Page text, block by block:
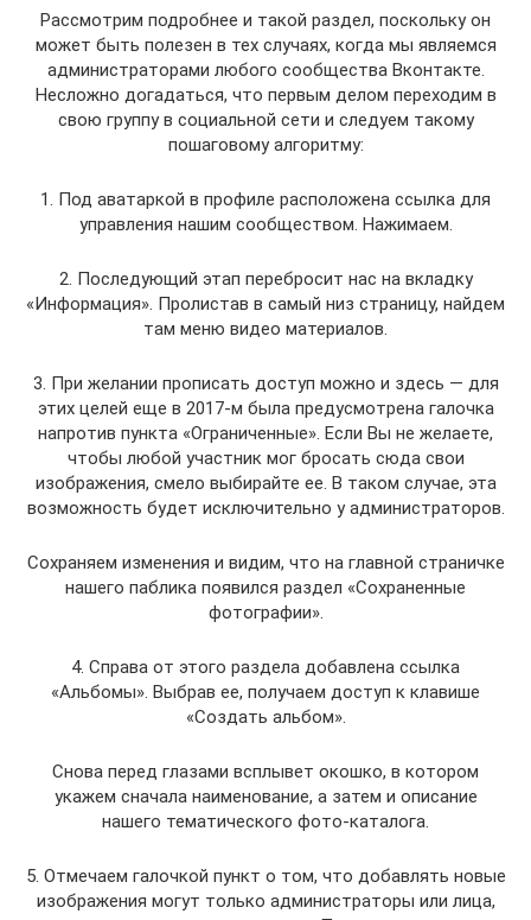
Рассмотрим подробнее и такой раздел, поскольку он
может быть полезен в тех случаях, когда мы являемся
администраторами любого сообщества Вконтакте.
Несложно догадаться, что первым делом переходим в
свою группу в социальной сети и следуем такому
пошаговому алгоритму:
1. Под аватаркой в профиле расположена ссылка для
управления нашим сообществом. Нажимаем.
2. Последующий этап перебросит нас на вкладку
«Информация». Пролистав в самый низ страницу, найдем
там меню видео материалов.
3. При желании прописать доступ можно и здесь — для
этих целей еще в 2017-м была предусмотрена галочка
напротив пункта «Ограниченные». Если Вы не желаете,
чтобы любой участник мог бросать сюда свои
изображения, смело выбирайте ее. В таком случае, эта
возможность будет исключительно у администраторов.
Сохраняем изменения и видим, что на главной страничке
нашего паблика появился раздел «Сохраненные
фотографии».
4. Справа от этого раздела добавлена ссылка
«Альбомы». Выбрав ее, получаем доступ к клавише
«Создать альбом».
Снова перед глазами всплывет окошко, в котором
укажем сначала наименование, а затем и описание
нашего тематического фото-каталога.
5. Отмечаем галочкой пункт о том, что добавлять новые
изображения могут только администраторы или лица,